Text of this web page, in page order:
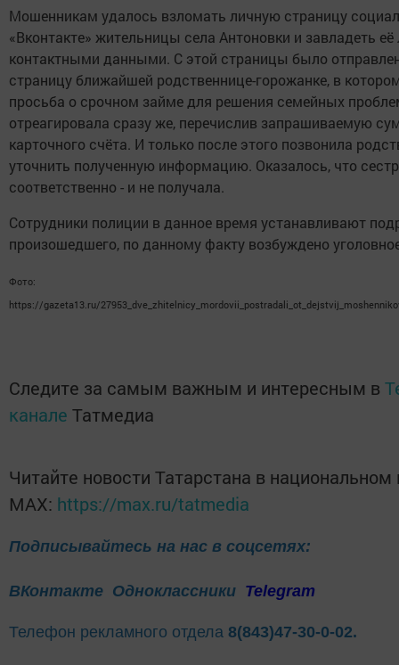
Мошенникам удалось взломать личную страницу
«Вконтакте» жительницы села Антоновки и завладеть
контактными данными. С этой страницы было
страницу ближайшей родственнице-горожанке, в
просьба о срочном займе для решения семейных
отреагировала сразу же, перечислив запрашиваемую
карточного счёта. И только после этого позвонила
уточнить полученную информацию. Оказалось, что
соответственно - и не получала.
Сотрудники полиции в данное время устанавливают
произошедшего, по данному факту возбуждено
Фото:
https://gazeta13.ru/
Следите за самым важным и интересным в
канале Татмедиа
Читайте новости Татарстана в
MАХ: https://max.ru/tatmedia
Подписывайтесь на нас в соцсетях:
ВКонтакте Одноклассники Telegram
Телефон рекламного отдела 8(843)47-30-0-02.